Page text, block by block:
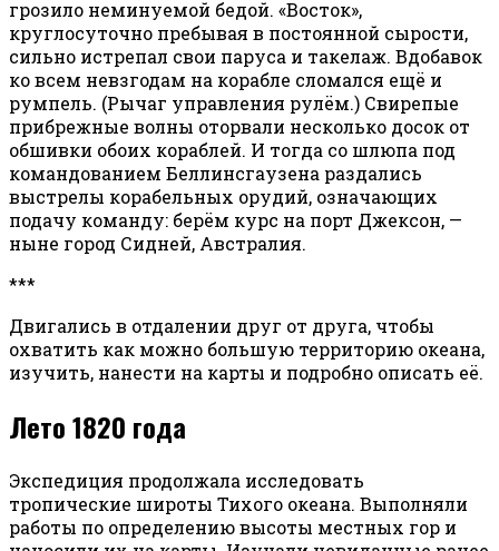
грозило неминуемой бедой. «Восток»,
круглосуточно пребывая в постоянной сырости,
сильно истрепал свои паруса и такелаж. Вдобавок
ко всем невзгодам на корабле сломался ещё и
румпель. (Рычаг управления рулём.) Свирепые
прибрежные волны оторвали несколько досок от
обшивки обоих кораблей. И тогда со шлюпа под
командованием Беллинсгаузена раздались
выстрелы корабельных орудий, означающих
подачу команду: берём курс на порт Джексон, —
ныне город Сидней, Австралия.
***
Двигались в отдалении друг от друга, чтобы
охватить как можно большую территорию океана,
изучить, нанести на карты и подробно описать её.
Лето 1820 года
Экспедиция продолжала исследовать
тропические широты Тихого океана. Выполняли
работы по определению высоты местных гор и